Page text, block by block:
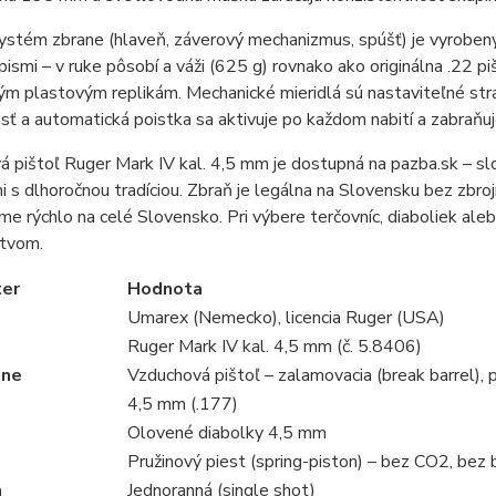
zbrane (hlaveň, záverový mechanizmus, spúšť) je
– v ruke pôsobí a váži (625 g) rovnako ako originálna .22
plastovým replikám. Mechanické mieridlá sú nastaviteľné
a automatická poistka sa aktivuje po každom nabití a
pištoľ Ruger Mark IV kal. 4,5 mm je dostupná na pazba.sk –
s dlhoročnou tradíciou. Zbraň je legálna na Slovensku bez
rýchlo na celé Slovensko. Pri výbere terčovníc, diaboliek
Hodnota
Umarex (Nemecko), licencia Ruger (USA)
Ruger Mark IV kal. 4,5 mm (č. 5.8406)
Vzduchová pištoľ – zalamovacia (break barrel),
4,5 mm (.177)
Olovené diabolky 4,5 mm
Pružinový piest (spring-piston) – bez CO2, bez
Jednoranná (single shot)